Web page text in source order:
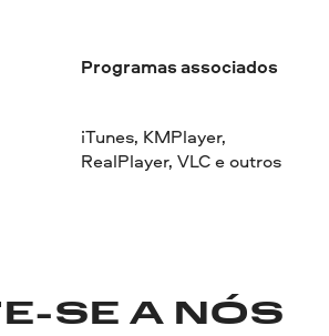
Programas associados
iTunes, KMPlayer,
RealPlayer, VLC e outros
SE A NÓS